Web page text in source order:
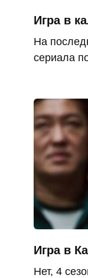
Игра в
На
сериала
Игра в
Нет, 4